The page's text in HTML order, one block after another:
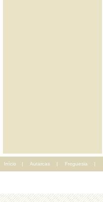
Início | Autarcas | Freguesia |